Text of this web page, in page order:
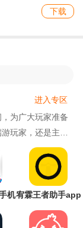
下载
为广大玩家准备
玩家，还是主机
的暑假之时，没
验到游戏的乐趣
略软件，喜欢就
进入专区
机宥霖王者助手app